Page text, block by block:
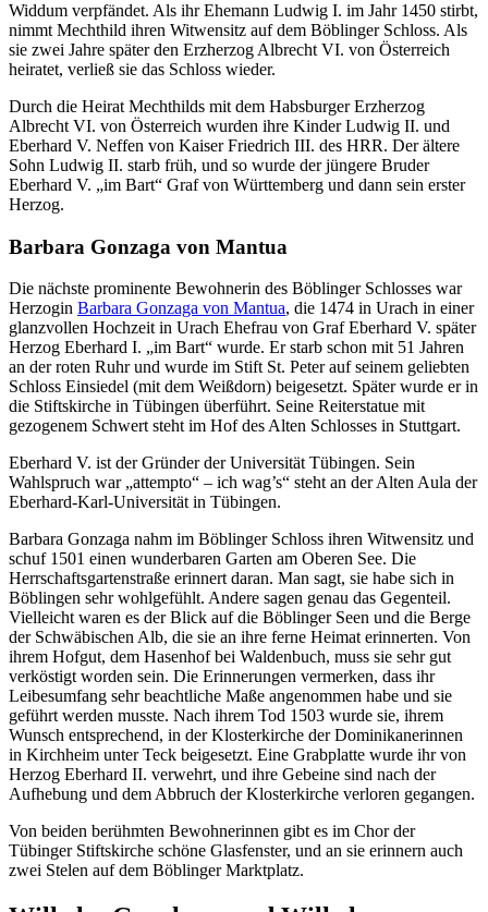
Widdum verpfändet. Als ihr Ehemann Ludwig I. im Jahr 1450 stirbt,
nimmt Mechthild ihren Witwensitz auf dem Böblinger Schloss. Als
sie zwei Jahre später den Erzherzog Albrecht VI. von Österreich
heiratet, verließ sie das Schloss wieder.
Durch die Heirat Mechthilds mit dem Habsburger Erzherzog
Albrecht VI. von Österreich wurden ihre Kinder Ludwig II. und
Eberhard V. Neffen von Kaiser Friedrich III. des HRR. Der ältere
Sohn Ludwig II. starb früh, und so wurde der jüngere Bruder
Eberhard V. „im Bart“ Graf von Württemberg und dann sein erster
Herzog.
Barbara Gonzaga von Mantua
Die nächste prominente Bewohnerin des Böblinger Schlosses war
Herzogin Barbara Gonzaga von Mantua, die 1474 in Urach in einer
glanzvollen Hochzeit in Urach Ehefrau von Graf Eberhard V. später
Herzog Eberhard I. „im Bart“ wurde. Er starb schon mit 51 Jahren
an der roten Ruhr und wurde im Stift St. Peter auf seinem geliebten
Schloss Einsiedel (mit dem Weißdorn) beigesetzt. Später wurde er in
die Stiftskirche in Tübingen überführt. Seine Reiterstatue mit
gezogenem Schwert steht im Hof des Alten Schlosses in Stuttgart.
Eberhard V. ist der Gründer der Universität Tübingen. Sein
Wahlspruch war „attempto“ – ich wag’s“ steht an der Alten Aula der
Eberhard-Karl-Universität in Tübingen.
Barbara Gonzaga nahm im Böblinger Schloss ihren Witwensitz und
schuf 1501 einen wunderbaren Garten am Oberen See. Die
Herrschaftsgartenstraße erinnert daran. Man sagt, sie habe sich in
Böblingen sehr wohlgefühlt. Andere sagen genau das Gegenteil.
Vielleicht waren es der Blick auf die Böblinger Seen und die Berge
der Schwäbischen Alb, die sie an ihre ferne Heimat erinnerten. Von
ihrem Hofgut, dem Hasenhof bei Waldenbuch, muss sie sehr gut
verköstigt worden sein. Die Erinnerungen vermerken, dass ihr
Leibesumfang sehr beachtliche Maße angenommen habe und sie
geführt werden musste. Nach ihrem Tod 1503 wurde sie, ihrem
Wunsch entsprechend, in der Klosterkirche der Dominikanerinnen
in Kirchheim unter Teck beigesetzt. Eine Grabplatte wurde ihr von
Herzog Eberhard II. verwehrt, und ihre Gebeine sind nach der
Aufhebung und dem Abbruch der Klosterkirche verloren gegangen.
Von beiden berühmten Bewohnerinnen gibt es im Chor der
Tübinger Stiftskirche schöne Glasfenster, und an sie erinnern auch
zwei Stelen auf dem Böblinger Marktplatz.